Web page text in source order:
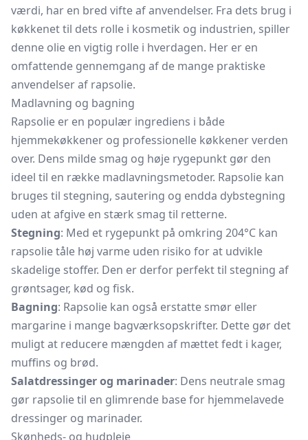
værdi, har en bred vifte af anvendelser. Fra dets brug i
køkkenet til dets rolle i kosmetik og industrien, spiller
denne olie en vigtig rolle i hverdagen. Her er en
omfattende gennemgang af de mange praktiske
anvendelser af rapsolie.
Madlavning og bagning
Rapsolie er en populær ingrediens i både
hjemmekøkkener og professionelle køkkener verden
over. Dens milde smag og høje rygepunkt gør den
ideel til en række madlavningsmetoder. Rapsolie kan
bruges til stegning, sautering og endda dybstegning
uden at afgive en stærk smag til retterne.
Stegning: Med et rygepunkt på omkring 204°C kan
rapsolie tåle høj varme uden risiko for at udvikle
skadelige stoffer. Den er derfor perfekt til stegning af
grøntsager, kød og fisk.
Bagning: Rapsolie kan også erstatte smør eller
margarine i mange bagværksopskrifter. Dette gør det
muligt at reducere mængden af mættet fedt i kager,
muffins og brød.
Salatdressinger og marinader: Dens neutrale smag
gør rapsolie til en glimrende base for hjemmelavede
dressinger og marinader.
Skønheds- og hudpleje